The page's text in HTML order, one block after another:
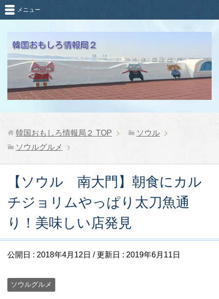
メニュー
韓国おもしろ情報局２ TOP
ソウル
ソウルグルメ
【ソウル 南大門】朝食にカル
チジョリムやっぱり太刀魚通
り！美味しい店発見
公開日 : 2018年4月12日 / 更新日 : 2019年6月11日
ソウルグルメ